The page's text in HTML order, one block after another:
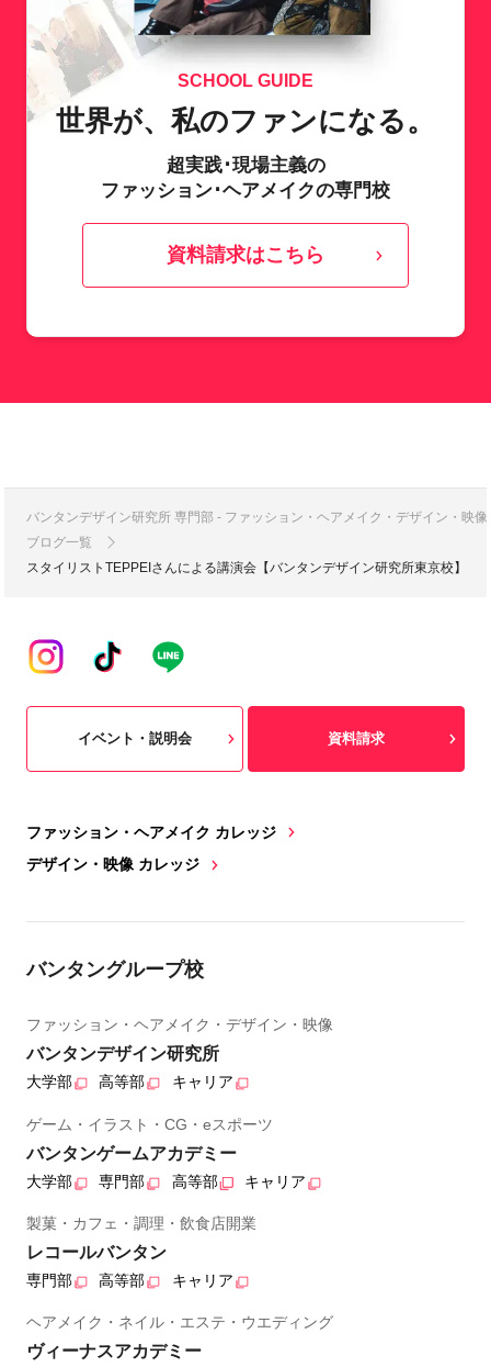
SCHOOL GUIDE
世界が、私のファンになる。
超実践･現場主義の
ファッション･ヘアメイクの専門校
資料請求はこちら
バンタンデザイン研究所 専門部 - ファッション・ヘアメイク・デザイン・映
ブログ一覧
スタイリストTEPPEIさんによる講演会【バンタンデザイン研究所東京校】
ファッション・ヘアメイク カレッジ
デザイン・映像 カレッジ
イベント・説明会 資料請求
バンタングループ校
ファッション・ヘアメイク・デザイン・映像
バンタンデザイン研究所
大学部 高等部 キャリア
ゲーム・イラスト・CG・eスポーツ
バンタンゲームアカデミー
大学部 専門部 高等部 キャリア
製菓・カフェ・調理・飲食店開業
レコールバンタン
専門部 高等部 キャリア
ヘアメイク・ネイル・エステ・ウエディング
ヴィーナスアカデミー